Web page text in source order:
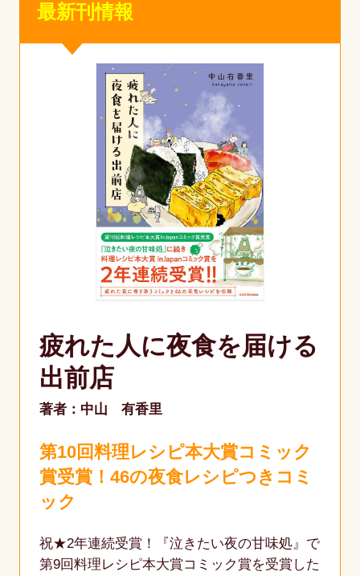
最新刊情報
疲れた人に夜食を届ける
出前店
著者：中山 有香里
第10回料理レシピ本大賞コミック
賞受賞！46の夜食レシピつきコミ
ック
祝★2年連続受賞！『泣きたい夜の甘味処』で
第9回料理レシピ本大賞コミック賞を受賞した